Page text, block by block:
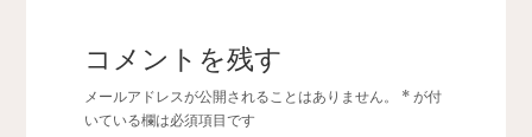
コメントを残す
メールアドレスが公開されることはありません。 *が付
いている欄は必須項目です